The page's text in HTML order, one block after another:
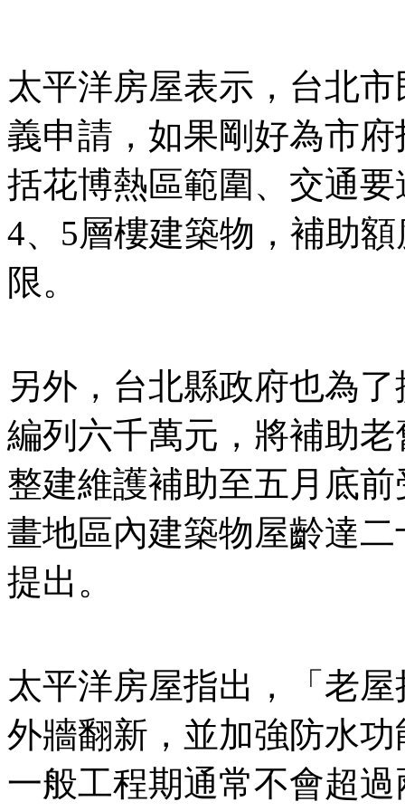
太平洋房屋表示，台北
義申請，如果剛好為市
括花博熱區範圍、交通
4、5層樓建築物，補助
限。
另外，台北縣政府也為
編列六千萬元，將補助
整建維護補助至五月底
畫地區內建築物屋齡達
提出。
太平洋房屋指出，「老
外牆翻新，並加強防水
一般工程期通常不會超